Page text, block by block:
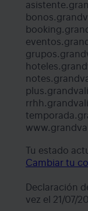
Tu estado
Cambiar tu
Declaración
vez el 21/07/